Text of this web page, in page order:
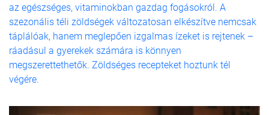
az egészséges, vitaminokban gazdag fogásokról. A
szezonális téli zöldségek változatosan elkészítve nemcsak
táplálóak, hanem meglepően izgalmas ízeket is rejtenek –
ráadásul a gyerekek számára is könnyen
megszerettethetők. Zöldséges recepteket hoztunk tél
végére.